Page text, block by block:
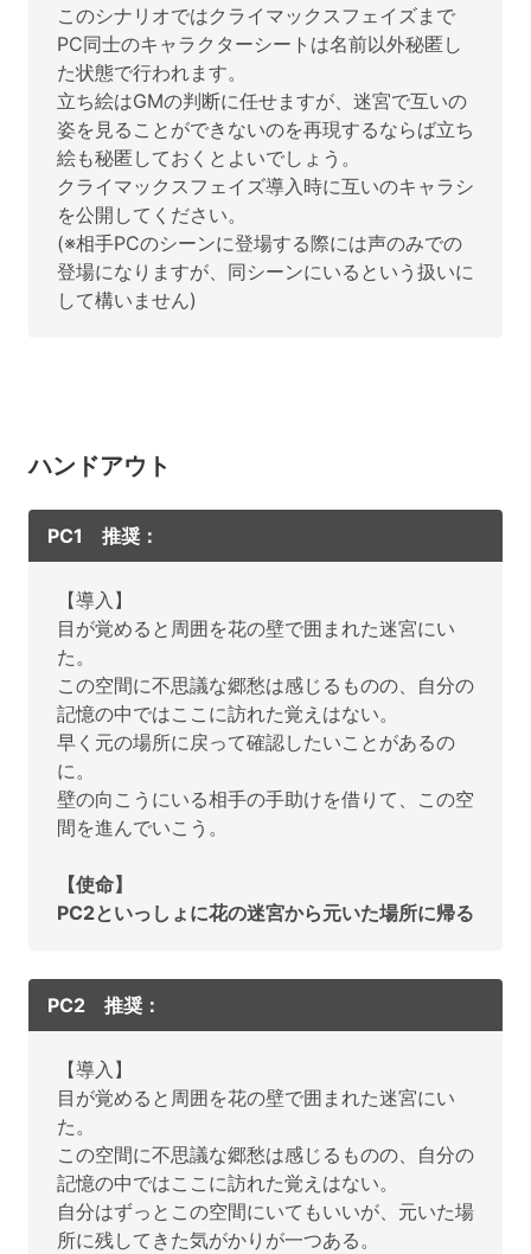
このシナリオではクライマックスフェイズまで
PC同士のキャラクターシートは名前以外秘匿し
た状態で行われます。
立ち絵はGMの判断に任せますが、迷宮で互いの
姿を見ることができないのを再現するならば立ち
絵も秘匿しておくとよいでしょう。
クライマックスフェイズ導入時に互いのキャラシ
を公開してください。
(※相手PCのシーンに登場する際には声のみでの
登場になりますが、同シーンにいるという扱いに
して構いません)
ハンドアウト
PC1 推奨：
【導入】
目が覚めると周囲を花の壁で囲まれた迷宮にい
た。
この空間に不思議な郷愁は感じるものの、自分の
記憶の中ではここに訪れた覚えはない。
早く元の場所に戻って確認したいことがあるの
に。
壁の向こうにいる相手の手助けを借りて、この空
間を進んでいこう。
【使命】
PC2といっしょに花の迷宮から元いた場所に帰る
PC2 推奨：
【導入】
目が覚めると周囲を花の壁で囲まれた迷宮にい
た。
この空間に不思議な郷愁は感じるものの、自分の
記憶の中ではここに訪れた覚えはない。
自分はずっとこの空間にいてもいいが、元いた場
所に残してきた気がかりが一つある。